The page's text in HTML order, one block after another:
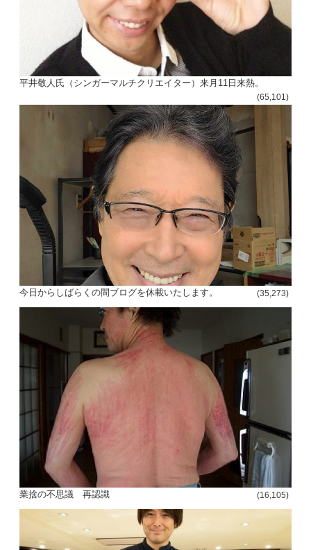
平井敬人氏（シンガーマルチクリエイター）来月11日来熱。
(65,101)
今日からしばらくの間ブログを休載いたします。 (35,273)
業捨の不思議 再認識 (16,105)